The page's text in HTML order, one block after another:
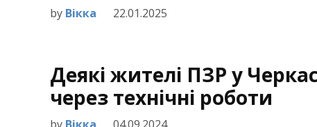
by Вікка 22.01.2025
Деякі жителі ПЗР у
через технічні роботи